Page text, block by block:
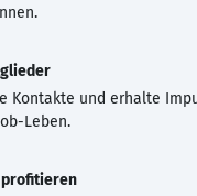
Kontakte und erhalte
Leben.
profitieren